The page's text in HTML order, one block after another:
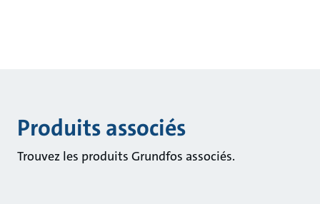
Produits associés
Trouvez les produits Grundfos associés.